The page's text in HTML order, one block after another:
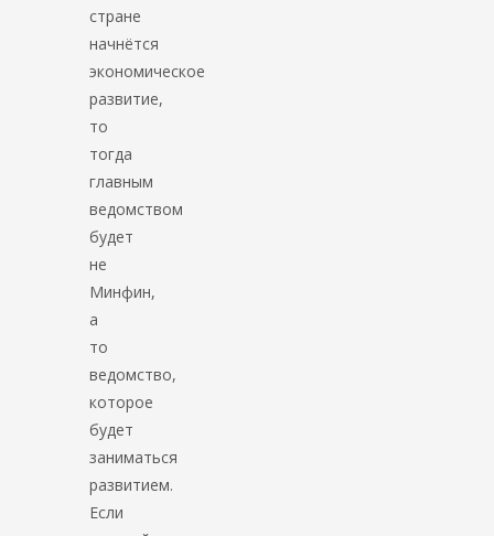
стране
начнётся
экономическое
развитие,
то
тогда
главным
ведомством
будет
не
Минфин,
а
то
ведомство,
которое
будет
заниматься
развитием.
Если